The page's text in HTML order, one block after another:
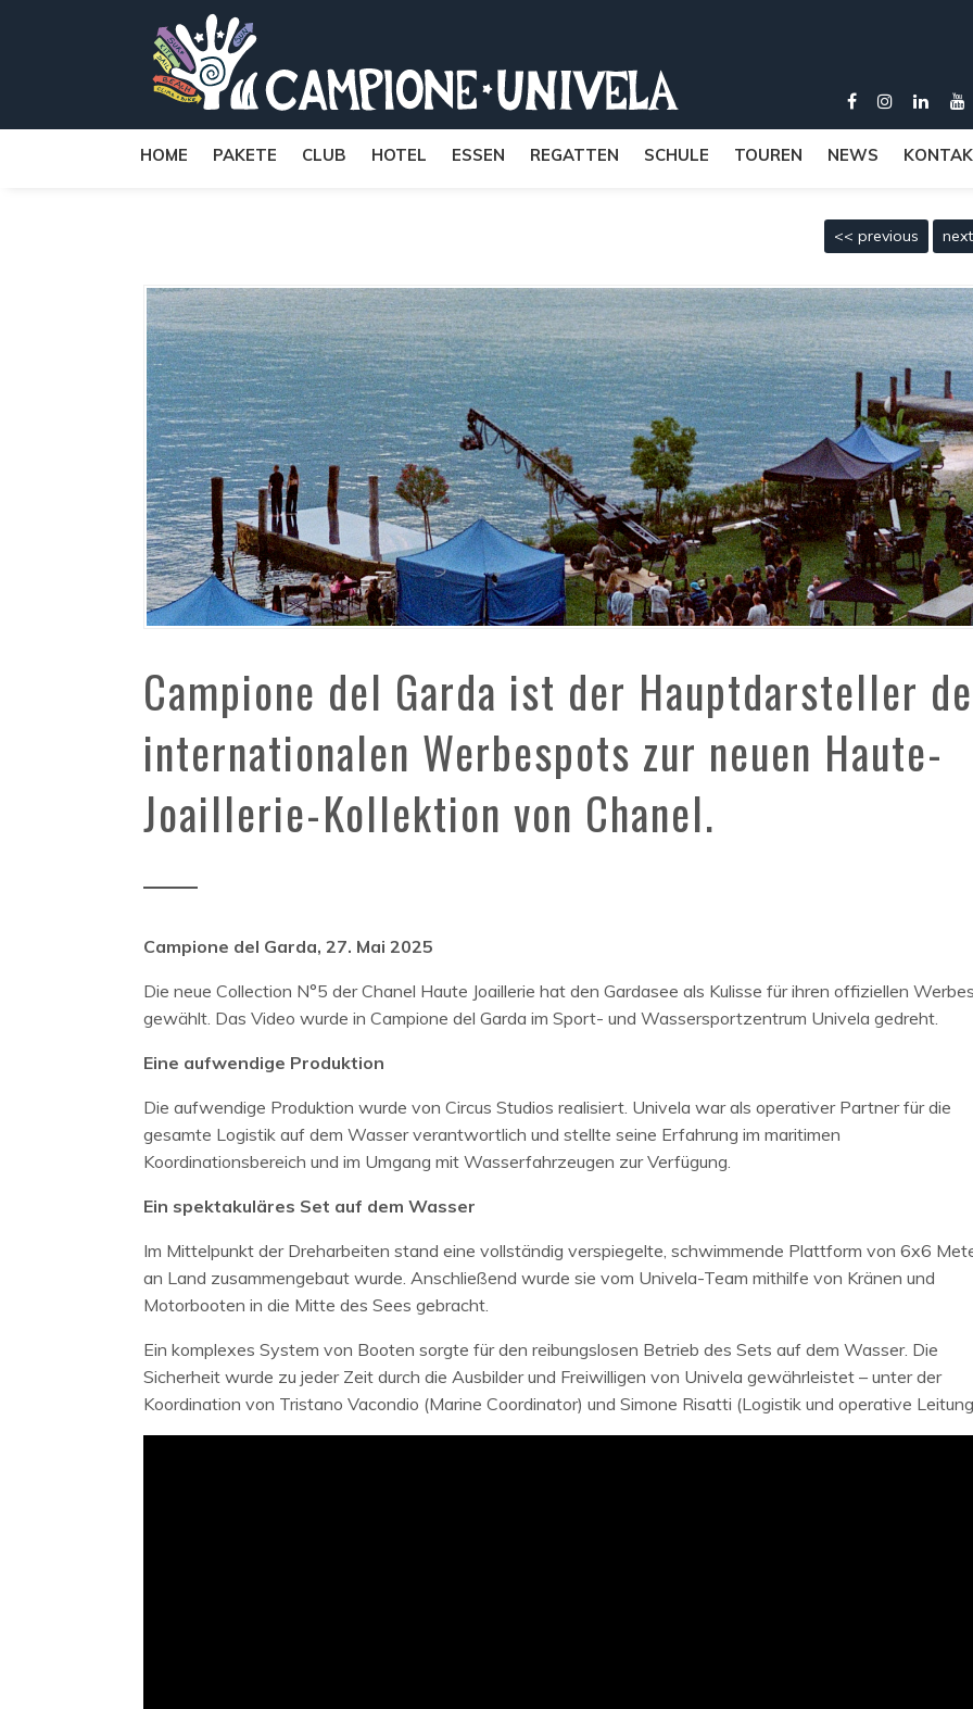
HOME PAKETE CLUB HOTEL ESSEN REGATTEN SCHULE TOUREN NEWS
<< previous
Campione del Garda ist der Hauptdarsteller
internationalen Werbespots zur neuen Haute-
Joaillerie-Kollektion von Chanel.
Campione del Garda, 27. Mai 2025
Die neue Collection N°5 der Chanel Haute Joaillerie hat den Gardasee als Kulisse für ihren offiziellen
gewählt. Das Video wurde in Campione del Garda im Sport- und Wassersportzentrum Univela gedreht.
Eine aufwendige Produktion
Die aufwendige Produktion wurde von Circus Studios realisiert. Univela war als operativer Partner für die
gesamte Logistik auf dem Wasser verantwortlich und stellte seine Erfahrung im maritimen
Koordinationsbereich und im Umgang mit Wasserfahrzeugen zur Verfügung.
Ein spektakuläres Set auf dem Wasser
Im Mittelpunkt der Dreharbeiten stand eine vollständig verspiegelte, schwimmende Plattform von 6x6
an Land zusammengebaut wurde. Anschließend wurde sie vom Univela-Team mithilfe von Kränen und
Motorbooten in die Mitte des Sees gebracht.
Ein komplexes System von Booten sorgte für den reibungslosen Betrieb des Sets auf dem Wasser. Die
Sicherheit wurde zu jeder Zeit durch die Ausbilder und Freiwilligen von Univela gewährleistet – unter der
Koordination von Tristano Vacondio (Marine Coordinator) und Simone Risatti (Logistik und operative